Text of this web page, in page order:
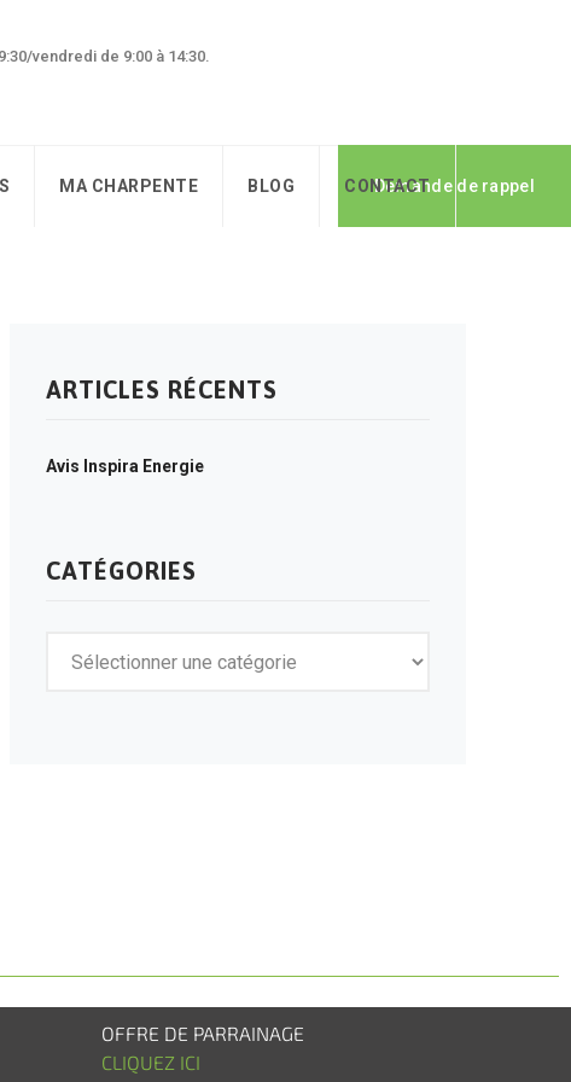
vendredi de 9:00 à 14:30.
MA CHARPENTE BLOG CONTACT
Demande de rappel
ARTICLES RÉCENTS
Avis Inspira Energie
CATÉGORIES
OFFRE DE PARRAINAGE
CLIQUEZ ICI